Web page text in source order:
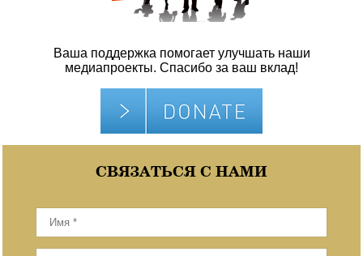
Ваша поддержка помогает улучшать наши
медиапроекты. Спасибо за ваш вклад!
СВЯЗАТЬСЯ С НАМИ